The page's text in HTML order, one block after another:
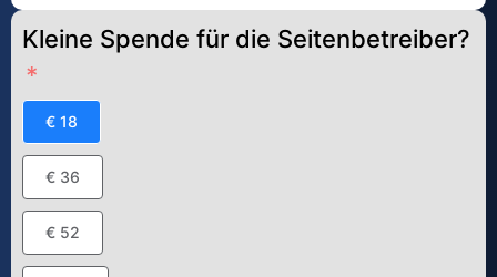
Kleine Spende für die Seitenbetreiber?
€ 18
€ 36
€ 52